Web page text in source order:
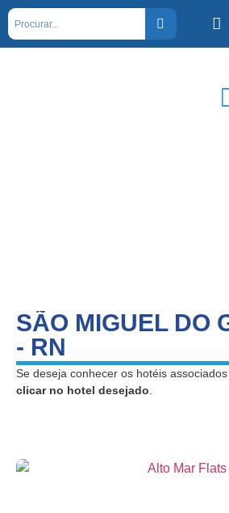
SÃO MIGUEL DO
- RN
Se deseja conhecer os hotéis associados
clicar no hotel desejado